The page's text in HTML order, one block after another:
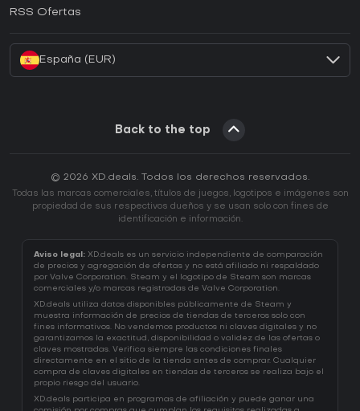
RSS Ofertas
España (EUR)
Back to the top
© 2026 XD.deals. Todos los derechos reservados.
Todas las marcas comerciales, títulos de juegos, logotipos e imágenes son
propiedad de sus respectivos dueños y se usan solo con fines de
identificación e información.
Aviso legal: XD.deals es un servicio independiente de comparación
de precios y agregación de ofertas y no está afiliado ni respaldado
por Valve Corporation. Steam y el logotipo de Steam son marcas
comerciales y/o marcas registradas de Valve Corporation.
XD.deals utiliza datos disponibles públicamente de Steam y
muestra información de precios de tiendas de terceros solo con
fines informativos. No vendemos productos ni claves digitales y no
garantizamos la exactitud, disponibilidad o validez de las ofertas o
claves mostradas. Verifica siempre las condiciones finales
directamente en el sitio de la tienda antes de comprar. Cualquier
compra de claves digitales en tiendas de terceros se realiza bajo el
propio riesgo del usuario.
XD.deals participa en programas de afiliación y puede ganar una